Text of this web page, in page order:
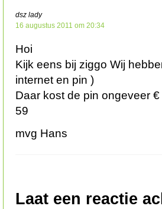
dsz lady
16 augustus 2011 om 20:34
Hoi
Kijk eens bij ziggo Wij
internet en pin )
Daar kost de pin ongeveer
59
mvg Hans
Laat een reactie